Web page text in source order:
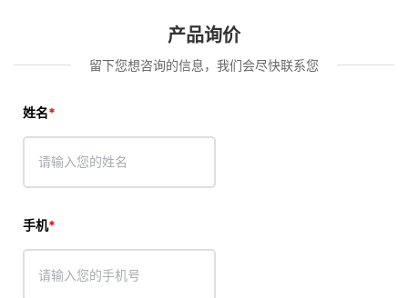
产品询价
留下您想咨询的信息，我们会尽快联系您
姓名
手机